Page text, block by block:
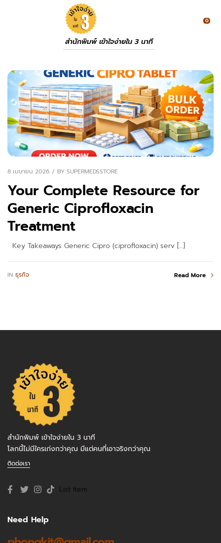
สำนักพิมพ์ เข้าใจง่ายใน 3 นาที
0
8 เมษายน 2026 BY SUPERMEDSSTORE
Your Complete Resource for
Generic Ciprofloxacin
Treatment
Key Takeaways Generic Cipro (ciprofloxacin) serv […]
IN ธุรกิจ Read More
สำนักพิมพ์ เข้าใจง่ายใน 3 นาที
โลกนี้ไม่มีใครเก่งกว่าคุณ มีแต่คนที่เอาจริงกว่าคุณ
ติดต่อเรา
List Item
Need Help